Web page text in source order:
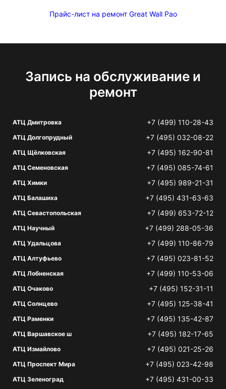
Прайс-лист на ремонт Great Wall Pao
Запись на обслуживание и
ремонт
АТЦ Дмитровка +7 (499) 110-28-43
АТЦ Долгопрудный +7 (495) 032-08-22
АТЦ Щёлковская +7 (495) 162-90-81
АТЦ Семеновская +7 (495) 085-74-61
АТЦ Химки +7 (495) 989-21-31
АТЦ Балашиха +7 (495) 431-63-63
АТЦ Севастопольская +7 (499) 653-72-12
АТЦ Научный +7 (499) 288-05-36
АТЦ Удальцова +7 (499) 110-86-79
АТЦ Алтуфьево +7 (495) 023-81-52
АТЦ Лобненская +7 (499) 110-53-06
АТЦ Очаково +7 (495) 152-31-11
АТЦ Солнцево +7 (495) 125-38-41
АТЦ Раменки +7 (495) 135-42-87
АТЦ Варшавское ш +7 (495) 182-17-65
АТЦ Измайлово +7 (495) 021-25-26
АТЦ Проспект Мира +7 (495) 023-42-98
АТЦ Зеленоград +7 (495) 431-00-33